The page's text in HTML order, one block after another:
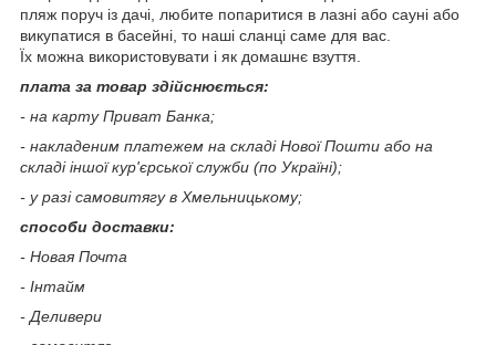
пляж поруч із дачі, любите попаритися в лазні або сауні або
викупатися в басейні, то наші сланці саме для вас.
Їх можна використовувати і як домашнє взуття.
плата за товар здійснюється:
- на карту Приват Банка;
- накладеним платежем на складі Нової Пошти або на
складі іншої кур'єрської служби (по Україні);
- у разі самовитягу в Хмельницькому;
способи доставки:
- Новая Почта
- Інтайм
- Деливери